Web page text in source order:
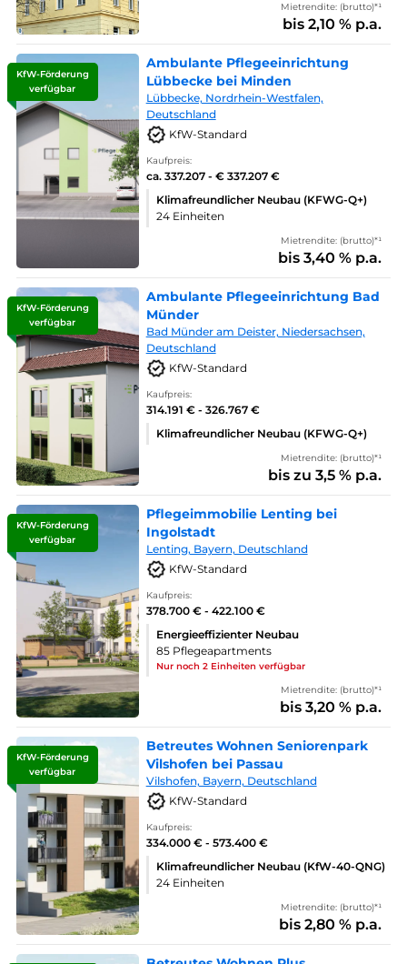
Mietrendite: (brutto)*¹
bis 2,10 % p.a.
KfW-Förderung
verfügbar
Ambulante Pflegeeinrichtung
Lübbecke bei Minden
Lübbecke, Nordrhein-Westfalen,
Deutschland
KfW-Standard
Kaufpreis:
ca. 337.207 - € 337.207 €
Klimafreundlicher Neubau (KFWG-Q+)
24 Einheiten
Mietrendite: (brutto)*¹
bis 3,40 % p.a.
KfW-Förderung
verfügbar
Ambulante Pflegeeinrichtung Bad
Münder
Bad Münder am Deister, Niedersachsen,
Deutschland
KfW-Standard
Kaufpreis:
314.191 € - 326.767 €
Klimafreundlicher Neubau (KFWG-Q+)
Mietrendite: (brutto)*¹
bis zu 3,5 % p.a.
KfW-Förderung
verfügbar
Pflegeimmobilie Lenting bei
Ingolstadt
Lenting, Bayern, Deutschland
KfW-Standard
Kaufpreis:
378.700 € - 422.100 €
Energieeffizienter Neubau
85 Pflegeapartments
Nur noch 2 Einheiten verfügbar
Mietrendite: (brutto)*¹
bis 3,20 % p.a.
KfW-Förderung
verfügbar
Betreutes Wohnen Seniorenpark
Vilshofen bei Passau
Vilshofen, Bayern, Deutschland
KfW-Standard
Kaufpreis:
334.000 € - 573.400 €
Klimafreundlicher Neubau (KfW-40-QNG)
24 Einheiten
Mietrendite: (brutto)*¹
bis 2,80 % p.a.